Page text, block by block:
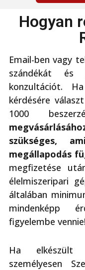
Hogyan
Email-ben vagy
szándékát és
konzultációt.
kérdésére
1000
szükséges,
megállapodás
megfizetése
élelmiszeripari
általában
mindenképp
figyelembe vennie!
Ha elkészült
személyesen